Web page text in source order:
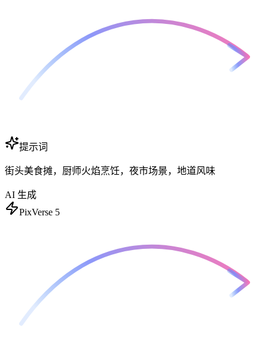
提示词
街头美食摊，厨师火焰烹饪，夜市场景，地道风味
AI 生成
PixVerse 5